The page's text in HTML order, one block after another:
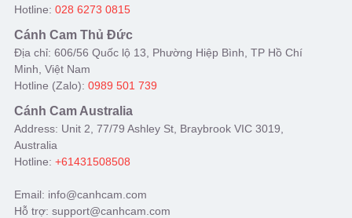
Hotline: 028 6273 0815
Cánh Cam Thủ Đức
Địa chỉ: 606/56 Quốc lộ 13, Phường Hiệp Bình, TP Hồ Chí
Minh, Việt Nam
Hotline (Zalo): 0989 501 739
Cánh Cam Australia
Address: Unit 2, 77/79 Ashley St, Braybrook VIC 3019,
Australia
Hotline: +61431508508
Email: info@canhcam.com
Hỗ trợ: support@canhcam.com